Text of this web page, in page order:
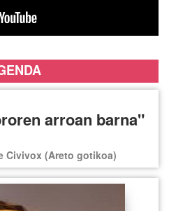
arroan barna"
Civivox (Areto gotikoa)